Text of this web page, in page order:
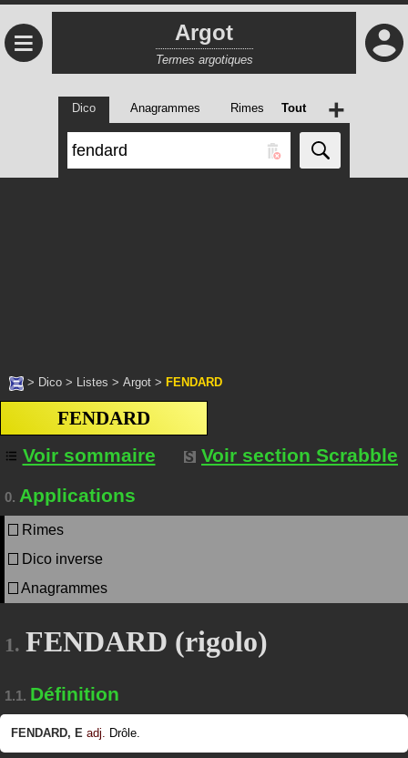
≡ Argot
Termes argotiques
Dico Anagrammes Rimes Tout +
> Dico > Listes > Argot > FENDARD
FENDARD
Voir sommaire
Voir section Scrabble
0. Applications
Rimes
Dico inverse
Anagrammes
1. FENDARD (rigolo)
1.1. Définition
FENDARD, E adj. Drôle.